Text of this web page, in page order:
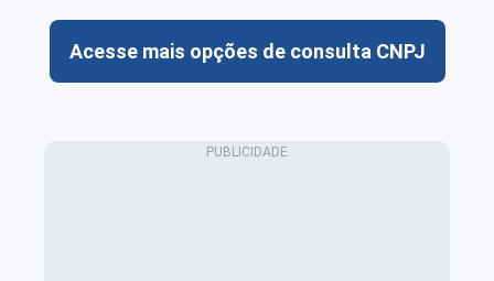
Acesse mais opções de consulta CNPJ